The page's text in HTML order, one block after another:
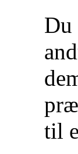
Du
til